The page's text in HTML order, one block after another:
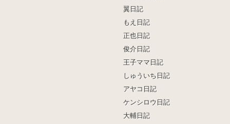
翼日記
もえ日記
正也日記
俊介日記
王子ママ日記
しゅういち日記
アヤコ日記
ケンシロウ日記
大輔日記